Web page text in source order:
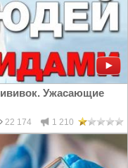
Ужасающие
22 174 1 210